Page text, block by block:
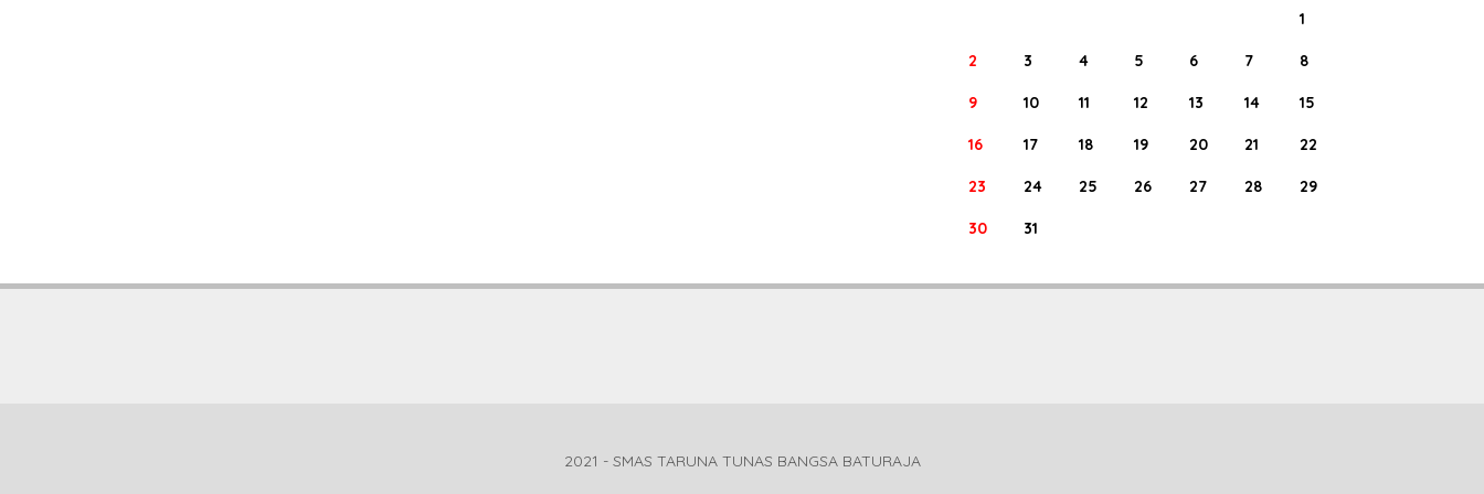
1
2 3 4 5 6 7 8
9 10 11 12 13 14 15
16 17 18 19 20 21 22
23 24 25 26 27 28 29
30 31
2021 - SMAS TARUNA TUNAS BANGSA BATURAJA